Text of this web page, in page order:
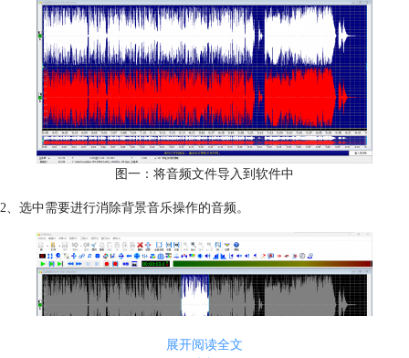
图一：将音频文件导入到软件中
2、选中需要进行消除背景音乐操作的音频。
展开阅读全文